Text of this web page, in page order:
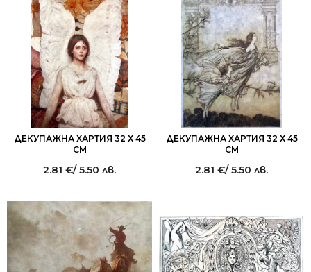
ДЕКУПАЖНА ХАРТИЯ 32 Х 45
СМ
2.81 €/ 5.50 лв.
ДЕКУПАЖНА ХАРТИЯ 32 Х 45
СМ
2.81 €/ 5.50 лв.